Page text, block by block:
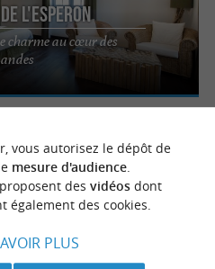
l'Esperon
charme au cœur des
Mas
vous autorisez le dépôt de
mesure d'audience.
des vidéosdont
également des cookies.
PLUS